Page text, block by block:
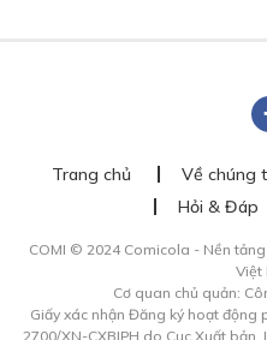
Trang chủ Về chúng
Hỏi & Đáp
COMI © 2024 Comicola - Nền
Việt
Cơ quan chủ quản:
Giấy xác nhận Đăng ký hoạt động
2700/XN-CXBIPH do Cục Xuất